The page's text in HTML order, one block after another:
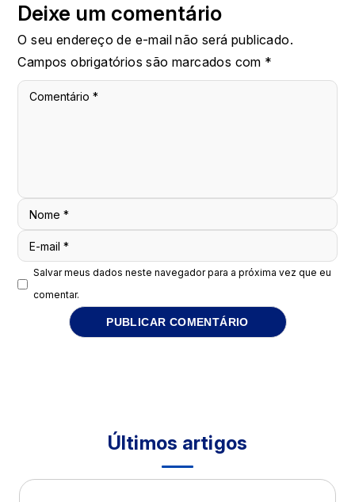
Deixe um comentário
O seu endereço de e-mail não será publicado.
Campos obrigatórios são marcados com *
Comentário*
Nome*
E-mail*
Salvar meus dados neste navegador para a próxima vez que eu
comentar.
Últimos artigos